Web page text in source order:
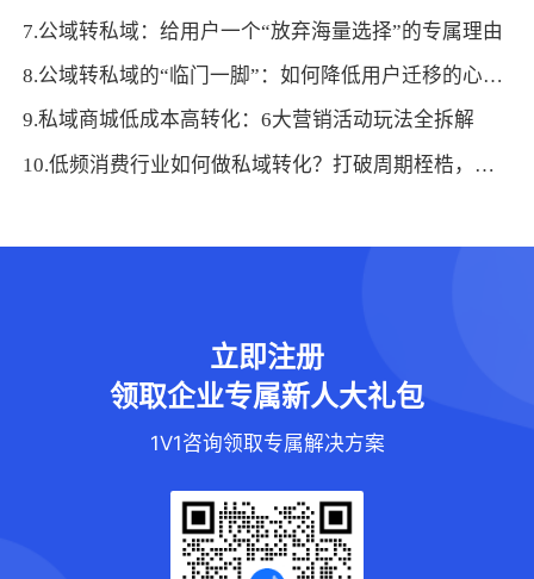
7.公域转私域：给用户一个“放弃海量选择”的专属理由
8.公域转私域的“临门一脚”：如何降低用户迁移的心理门槛
9.私域商城低成本高转化：6大营销活动玩法全拆解
10.低频消费行业如何做私域转化？打破周期桎梏，激活长期价值
立即注册
领取企业专属新人大礼包
1V1咨询领取专属解决方案